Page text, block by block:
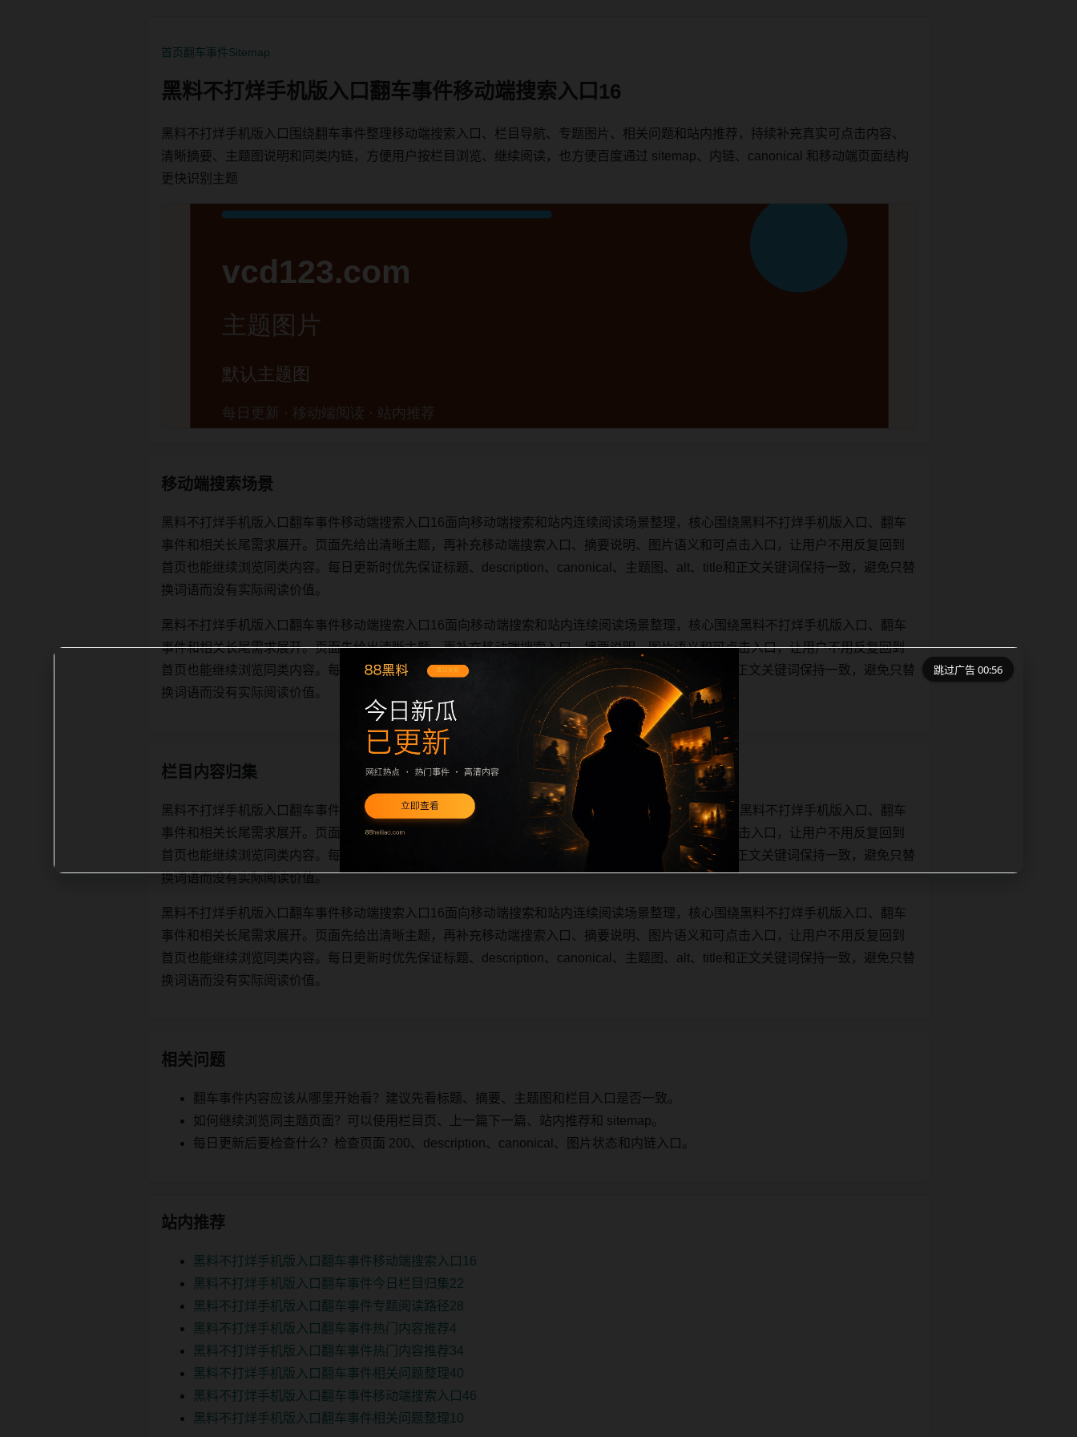
首页翻车事件Sitemap
黑料不打烊手机版入口翻车事件移动端搜索入口16
黑料不打烊手机版入口围绕翻车事件整理移动端搜索入口、栏目导航、专题图片、相关问题和站内推荐，持续补充真实可点击内容、
清晰摘要、主题图说明和同类内链，方便用户按栏目浏览、继续阅读，也方便百度通过 sitemap、内链、canonical 和移动端页面结构
更快识别主题
移动端搜索场景
黑料不打烊手机版入口翻车事件移动端搜索入口16面向移动端搜索和站内连续阅读场景整理，核心围绕黑料不打烊手机版入口、翻车
事件和相关长尾需求展开。页面先给出清晰主题，再补充移动端搜索入口、摘要说明、图片语义和可点击入口，让用户不用反复回到
首页也能继续浏览同类内容。每日更新时优先保证标题、description、canonical、主题图、alt、title和正文关键词保持一致，避免只替
换词语而没有实际阅读价值。
黑料不打烊手机版入口翻车事件移动端搜索入口16面向移动端搜索和站内连续阅读场景整理，核心围绕黑料不打烊手机版入口、翻车
事件和相关长尾需求展开。页面先给出清晰主题，再补充移动端搜索入口、摘要说明、图片语义和可点击入口，让用户不用反复回到
首页也能继续浏览同类内容。每日更新时优先保证标题、description、canonical、主题图、alt、title和正文关键词保持一致，避免只替
换词语而没有实际阅读价值。
栏目内容归集
黑料不打烊手机版入口翻车事件移动端搜索入口16面向移动端搜索和站内连续阅读场景整理，核心围绕黑料不打烊手机版入口、翻车
事件和相关长尾需求展开。页面先给出清晰主题，再补充移动端搜索入口、摘要说明、图片语义和可点击入口，让用户不用反复回到
首页也能继续浏览同类内容。每日更新时优先保证标题、description、canonical、主题图、alt、title和正文关键词保持一致，避免只替
换词语而没有实际阅读价值。
黑料不打烊手机版入口翻车事件移动端搜索入口16面向移动端搜索和站内连续阅读场景整理，核心围绕黑料不打烊手机版入口、翻车
事件和相关长尾需求展开。页面先给出清晰主题，再补充移动端搜索入口、摘要说明、图片语义和可点击入口，让用户不用反复回到
首页也能继续浏览同类内容。每日更新时优先保证标题、description、canonical、主题图、alt、title和正文关键词保持一致，避免只替
换词语而没有实际阅读价值。
相关问题
翻车事件内容应该从哪里开始看？建议先看标题、摘要、主题图和栏目入口是否一致。
如何继续浏览同主题页面？可以使用栏目页、上一篇下一篇、站内推荐和 sitemap。
每日更新后要检查什么？检查页面 200、description、canonical、图片状态和内链入口。
站内推荐
黑料不打烊手机版入口翻车事件移动端搜索入口16
黑料不打烊手机版入口翻车事件今日栏目归集22
黑料不打烊手机版入口翻车事件专题阅读路径28
黑料不打烊手机版入口翻车事件热门内容推荐4
黑料不打烊手机版入口翻车事件热门内容推荐34
黑料不打烊手机版入口翻车事件相关问题整理40
黑料不打烊手机版入口翻车事件移动端搜索入口46
黑料不打烊手机版入口翻车事件相关问题整理10
跳过广告 00:56